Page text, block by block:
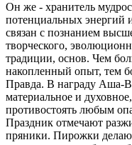
Он же - хранитель
потенциальных
связан с познанием
творческого,
традиции, основ. Чем
накопленный опыт, тем
Правда. В награду Аша-
материальное и
противостоять любым
Праздник отмечают
пряники. Пирожки